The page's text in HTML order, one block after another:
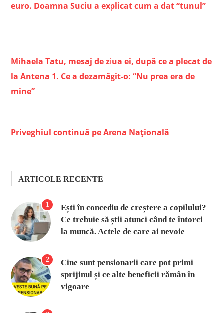
euro. Doamna Suciu a explicat cum a dat “tunul”
Mihaela Tatu, mesaj de ziua ei, după ce a plecat de
la Antena 1. Ce a dezamăgit-o: “Nu prea era de
mine”
Priveghiul continuă pe Arena Națională
ARTICOLE RECENTE
1
Ești în concediu de creștere a copilului?
Ce trebuie să știi atunci când te întorci
la muncă. Actele de care ai nevoie
2
Cine sunt pensionarii care pot primi
sprijinul și ce alte beneficii rămân în
vigoare